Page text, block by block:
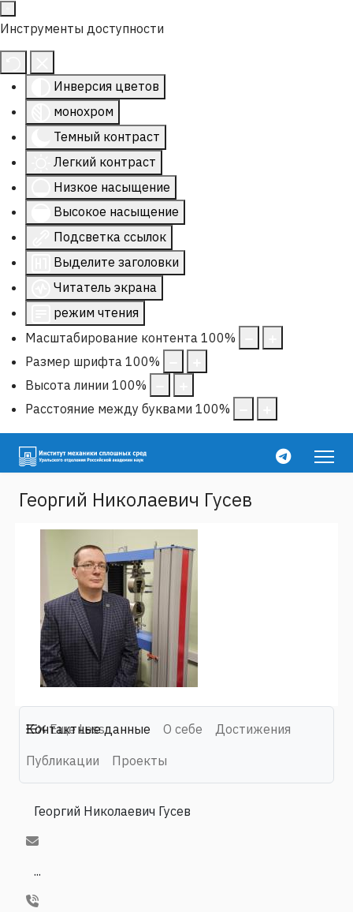
Инструменты доступности
Инверсия цветов
монохром
Темный контраст
Легкий контраст
Низкое насыщение
Высокое насыщение
Подсветка ссылок
Выделите заголовки
Читатель экрана
режим чтения
Масштабирование контента 100%
Размер шрифта 100%
Высота линии 100%
Расстояние между буквами 100%
Георгий Николаевич Гусев
Контактные данные О себе
Достижения
Публикации
Проекты
Еще Less
Георгий Николаевич Гусев
...